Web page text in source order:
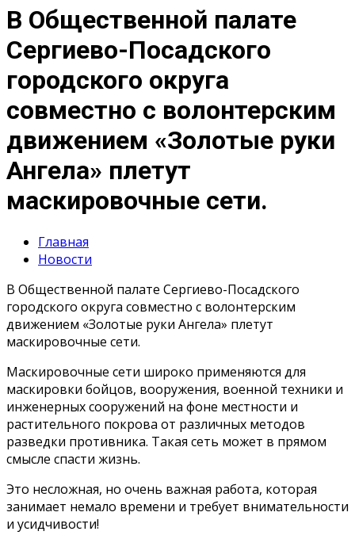
В Общественной палате
Сергиево-Посадского
городского округа
совместно с волонтерским
движением «Золотые руки
Ангела» плетут
маскировочные сети.
Главная
Новости
В Общественной палате Сергиево-Посадского
городского округа совместно с волонтерским
движением «Золотые руки Ангела» плетут
маскировочные сети.
Маскировочные сети широко применяются для
маскировки бойцов, вооружения, военной техники и
инженерных сооружений на фоне местности и
растительного покрова от различных методов
разведки противника. Такая сеть может в прямом
смысле спасти жизнь.
Это несложная, но очень важная работа, которая
занимает немало времени и требует внимательности
и усидчивости!